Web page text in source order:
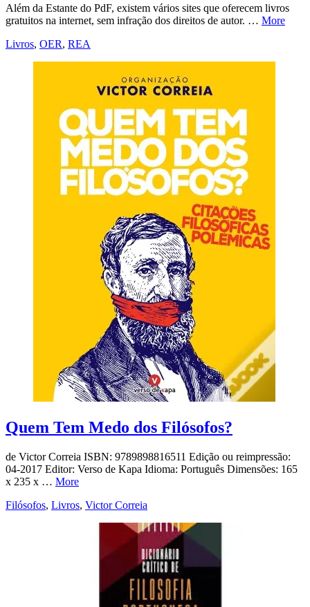
Além da Estante do PdF, existem vários sites que oferecem livros
gratuitos na internet, sem infração dos direitos de autor. … More
Livros, OER, REA
Quem Tem Medo dos Filósofos?
de Victor Correia ISBN: 9789898816511 Edição ou reimpressão:
04-2017 Editor: Verso de Kapa Idioma: Português Dimensões: 165
x 235 x … More
Filósofos, Livros, Victor Correia